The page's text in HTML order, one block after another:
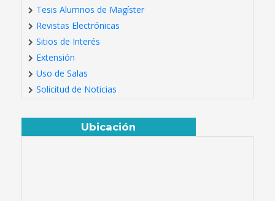
Tesis Alumnos de Magíster
Revistas Electrónicas
Sitios de Interés
Extensión
Uso de Salas
Solicitud de Noticias
Ubicación